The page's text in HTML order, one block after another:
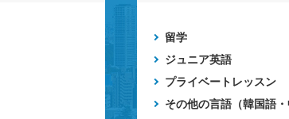
留学
ジュニア英語
プライベートレッスン
その他の言語（韓国語・